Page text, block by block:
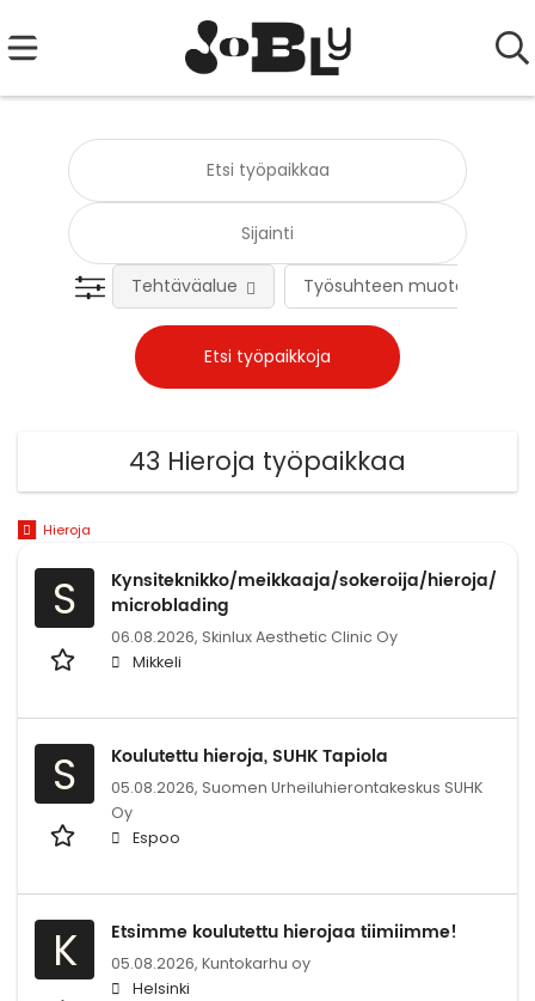
Työsuhteen muoto
Tehtäväalue
43 Hieroja työpaikkaa
Hieroja
S
Kynsiteknikko/meikkaaja/sokeroija/hieroja/
microblading
06.08.2026, Skinlux Aesthetic Clinic Oy
Mikkeli
S Koulutettu hieroja, SUHK Tapiola
05.08.2026, Suomen Urheiluhierontakeskus SUHK
Oy
Espoo
K Etsimme koulutettu hierojaa tiimiimme!
05.08.2026, Kuntokarhu oy
Helsinki